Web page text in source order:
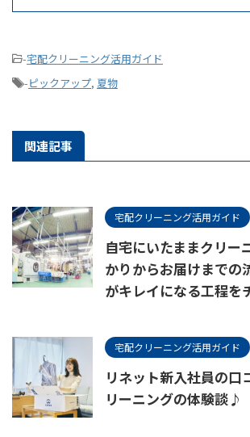
-宅配クリーニング活用ガイド
-ピックアップ, 夏物
関連記事
宅配クリーニング活用ガイド
自宅にいたままクリー
かりからお届けまでの
がキレイになる工程を
宅配クリーニング活用ガイド
リネット新入社員の口
リーニングの体験談♪